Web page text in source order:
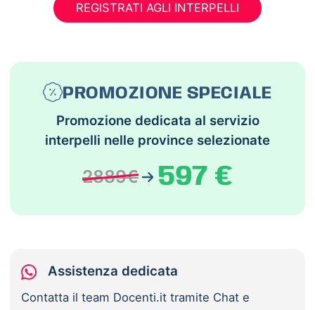
REGISTRATI AGLI INTERPELLI
PROMOZIONE SPECIALE
Promozione dedicata al servizio
interpelli nelle province selezionate
2889€ 597 €
Assistenza dedicata
Contatta il team Docenti.it tramite Chat e